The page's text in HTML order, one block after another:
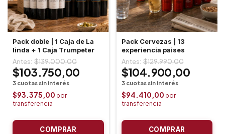
Pack doble | 1 Caja de La
linda + 1 Caja Trumpeter
$103.750,00
$139.000,00
$93.375,00
Pack Cervezas | 13
experiencia paises
$104.900,00
$129.990,00
$94.410,00